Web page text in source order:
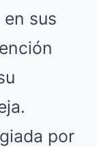
sus
por